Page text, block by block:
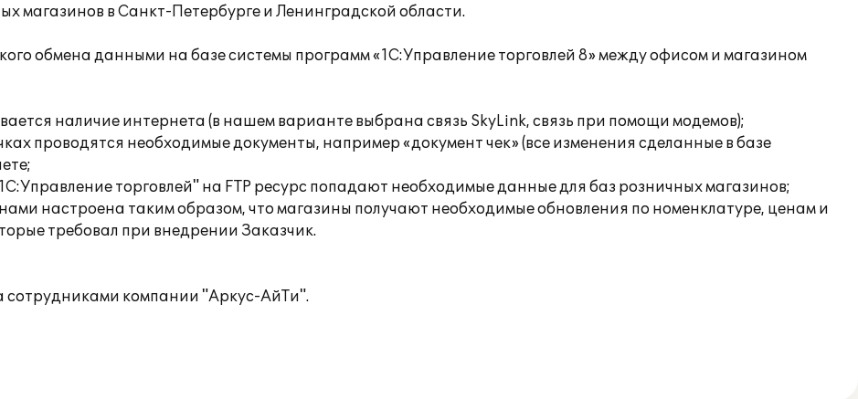
магазинов в Санкт-Петербурге и Ленинградской области.
обмена данными на базе системы программ «1С:Управление торговлей 8» между офисом и магазином
наличие интернета (в нашем варианте выбрана связь SkyLink, связь при помощи модемов);
проводятся необходимые документы, например «документ чек» (все изменения сделанные в базе
торговлей" на FTP ресурс попадают необходимые данные для баз розничных магазинов;
настроена таким образом, что магазины получают необходимые обновления по номенклатуре, ценам и
требовал при внедрении Заказчик.
сотрудниками компании "Аркус-АйТи".